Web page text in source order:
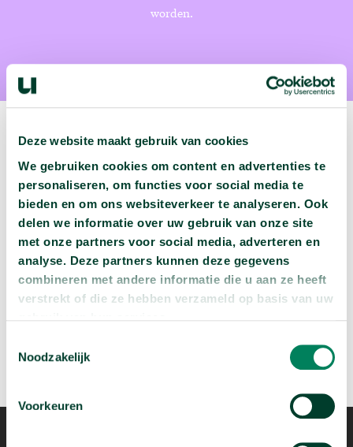
Deze website maakt gebruik van cookies
We gebruiken cookies om content en advertenties te
personaliseren, om functies voor social media te
bieden en om ons websiteverkeer te analyseren. Ook
delen we informatie over uw gebruik van onze site
met onze partners voor social media, adverteren en
analyse. Deze partners kunnen deze gegevens
combineren met andere informatie die u aan ze heeft
verstrekt of die ze hebben verzameld op basis van uw
Noodzakelijk
Voorkeuren
worden.
Volgende podcast:
Wat zijn jouw naam en bsn-nummer waard?
Beluister deze podcast arrow_forward